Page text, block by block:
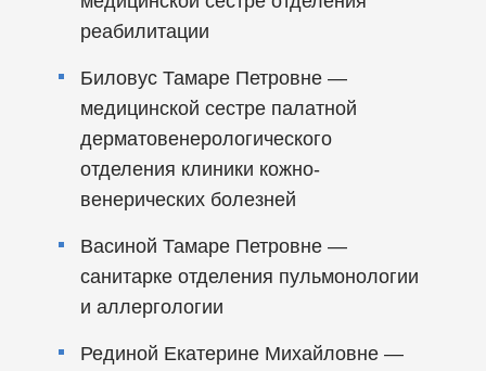
реабилитации
Биловус Тамаре Петровне —
медицинской сестре палатной
дерматовенерологического
отделения клиники кожно-
венерических болезней
Васиной Тамаре Петровне —
санитарке отделения пульмонологии
и аллергологии
Рединой Екатерине Михайловне —